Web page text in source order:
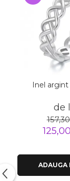
Inel
de
ADAUGA